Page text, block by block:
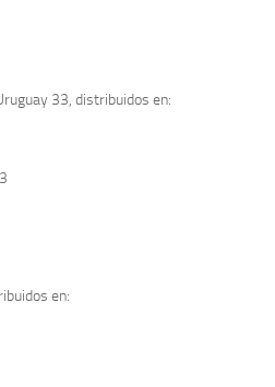
33, distribuidos en:
en: